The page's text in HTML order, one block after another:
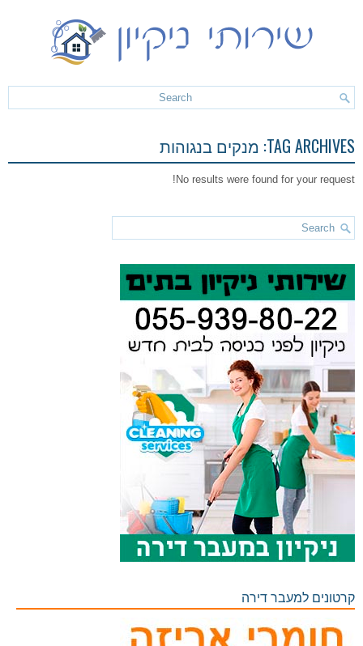
TAG ARCHIVES: מנקים בנגוהות
No results were found for your request!
קרטונים למעבר דירה